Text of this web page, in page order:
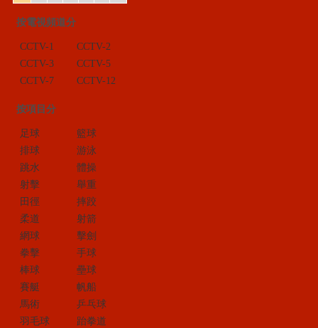
按電視頻道分
CCTV-1
CCTV-2
CCTV-3
CCTV-5
CCTV-7
CCTV-12
按項目分
足球
籃球
排球
游泳
跳水
體操
射擊
舉重
田徑
摔跤
柔道
射箭
網球
擊劍
拳擊
手球
棒球
壘球
賽艇
帆船
馬術
乒乓球
羽毛球
跆拳道